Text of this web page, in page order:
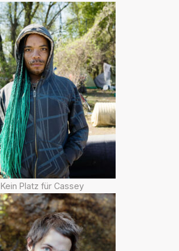
Kein Platz für Cassey